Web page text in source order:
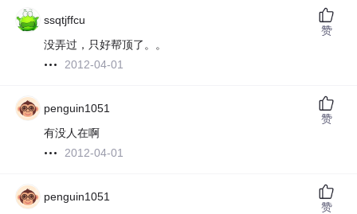
ssqtjffcu
没弄过，只好帮顶了。。
2012-04-01
赞
penguin1051
有没人在啊
2012-04-01
赞
penguin1051
赞